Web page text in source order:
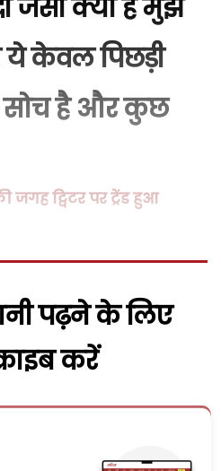
जैसा क्या है मुझे
केवल पिछड़ी
सोच है और कुछ
जगह ट्विटर पर ट्रेंड हुआ
पढ़ने के लिए
करें